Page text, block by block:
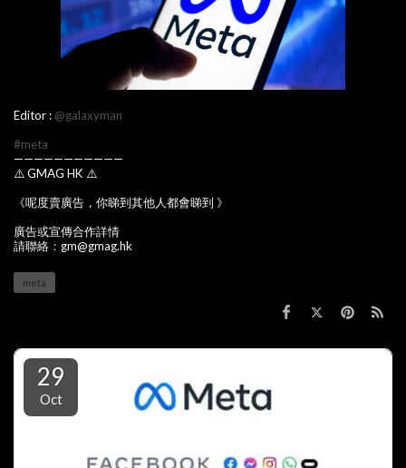
Editor : @galaxyman
#meta
———————————
⚠️ GMAG HK ⚠️
《呢度賣廣告，你睇到其他人都會睇到 》
廣告或宣傳合作詳情
請聯絡：gm@gmag.hk
meta
29
Oct